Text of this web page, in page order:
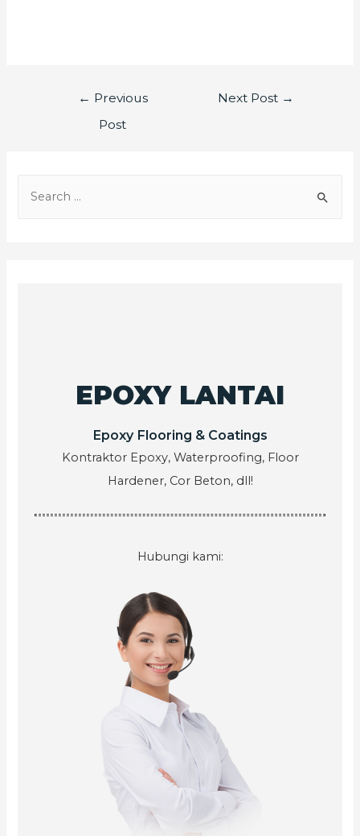
← Previous
Post
Next Post →
EPOXY LANTAI
Epoxy Flooring & Coatings
Kontraktor Epoxy, Waterproofing, Floor
Hardener, Cor Beton, dll!
Hubungi kami: